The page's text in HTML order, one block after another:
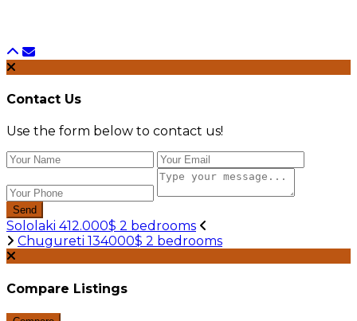
Contact Us
Use the form below to contact us!
Send
Sololaki 412.000$ 2 bedrooms
Chugureti 134000$ 2 bedrooms
Compare Listings